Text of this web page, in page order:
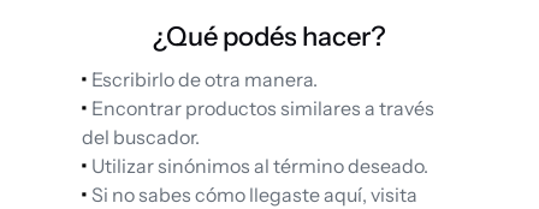
¿Qué podés hacer?
Escribirlo de otra manera.
Encontrar productos similares a través
del buscador.
Utilizar sinónimos al término deseado.
Si no sabes cómo llegaste aquí, visita